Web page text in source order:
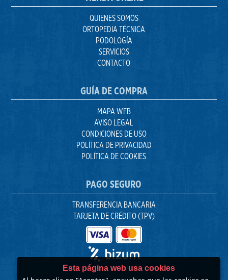
QUIENES SOMOS
ORTOPEDIA TÉCNICA
PODOLOGÍA
SERVICIOS
CONTACTO
GUÍA DE COMPRA
MAPA WEB
AVISO LEGAL
CONDICIONES DE USO
POLÍTICA DE PRIVACIDAD
POLÍTICA DE COOKIES
PAGO SEGURO
TRANSFERENCIA BANCARIA
TARJETA DE CRÉDITO (TPV)
Esta página web usa cookies